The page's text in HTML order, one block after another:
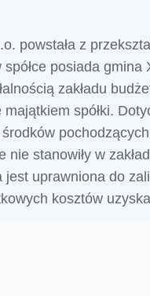
powstała z
posiada gmina
zakładu
majątkiem spółki.
środków
stanowiły w
jest uprawniona do
kosztów